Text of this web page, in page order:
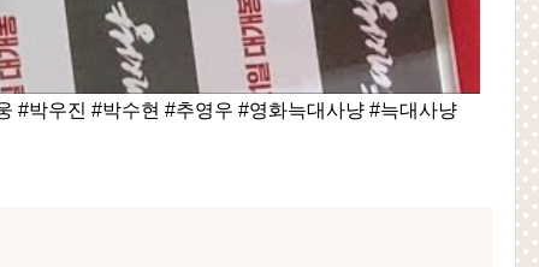
#박우진 #박수현 #추영우 #영화늑대사냥 #늑대사냥